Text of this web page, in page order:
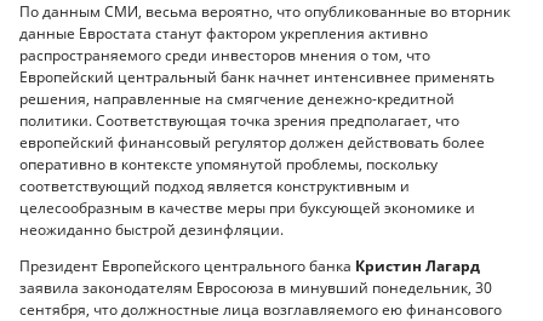
По данным СМИ, весьма вероятно, что опубликованные во вторник
данные Евростата станут фактором укрепления активно
распространяемого среди инвесторов мнения о том, что
Европейский центральный банк начнет интенсивнее применять
решения, направленные на смягчение денежно-кредитной
политики. Соответствующая точка зрения предполагает, что
европейский финансовый регулятор должен действовать более
оперативно в контексте упомянутой проблемы, поскольку
соответствующий подход является конструктивным и
целесообразным в качестве меры при буксующей экономике и
неожиданно быстрой дезинфляции.
Президент Европейского центрального банка Кристин Лагард
заявила законодателям Евросоюза в минувший понедельник, 30
сентября, что должностные лица возглавляемого ею финансового